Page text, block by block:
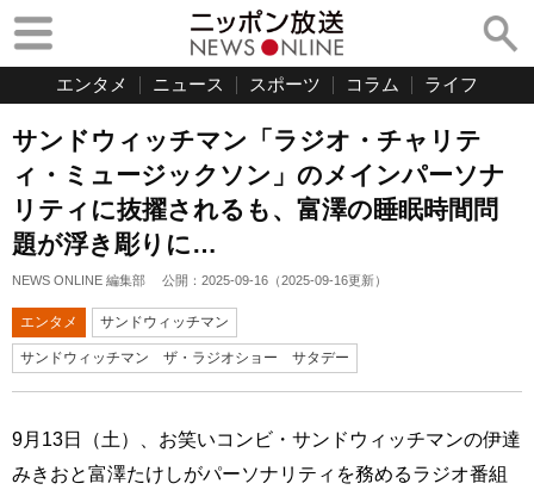
エンタメ ニュース スポーツ コラム ライフ
サンドウィッチマン「ラジオ・チャリテ
ィ・ミュージックソン」のメインパーソナ
リティに抜擢されるも、富澤の睡眠時間問
題が浮き彫りに…
NEWS ONLINE 編集部 公開： 2025-09-16 （2025-09-16更新）
エンタメ サンドウィッチマン
サンドウィッチマン ザ・ラジオショー サタデー
9月13日（土）、お笑いコンビ・サンドウィッチマンの伊達
みきおと富澤たけしがパーソナリティを務めるラジオ番組